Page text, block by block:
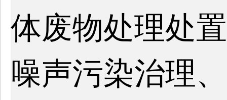
体废物处理处
噪声污染治理